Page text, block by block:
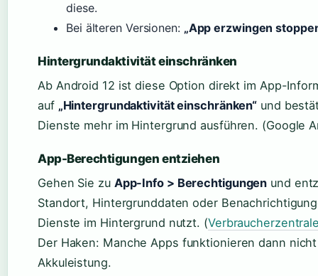
diese.
Bei älteren Versionen: „App erzwingen
Hintergrundaktivität einschränken
Ab Android 12 ist diese Option direkt im App-
auf „Hintergrundaktivität einschränken“ und
Dienste mehr im Hintergrund ausführen. (Google
App-Berechtigungen entziehen
Gehen Sie zu App-Info > Berechtigungen und
Standort, Hintergrunddaten oder
Dienste im Hintergrund nutzt. (
Der Haken: Manche Apps funktionieren dann
Akkuleistung.